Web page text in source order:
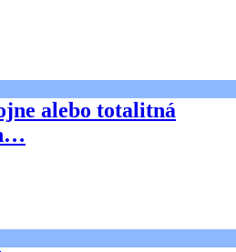
alebo totalitná